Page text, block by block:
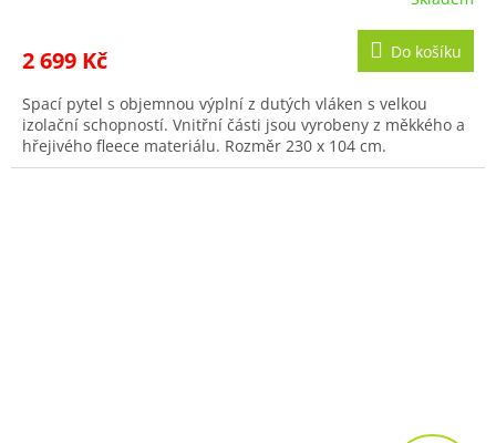
2 699 Kč Do košíku
Spací pytel s objemnou výplní z dutých vláken s velkou
izolační schopností. Vnitřní části jsou vyrobeny z měkkého a
hřejivého fleece materiálu. Rozměr 230 x 104 cm.